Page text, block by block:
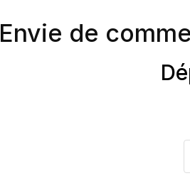
Envie de